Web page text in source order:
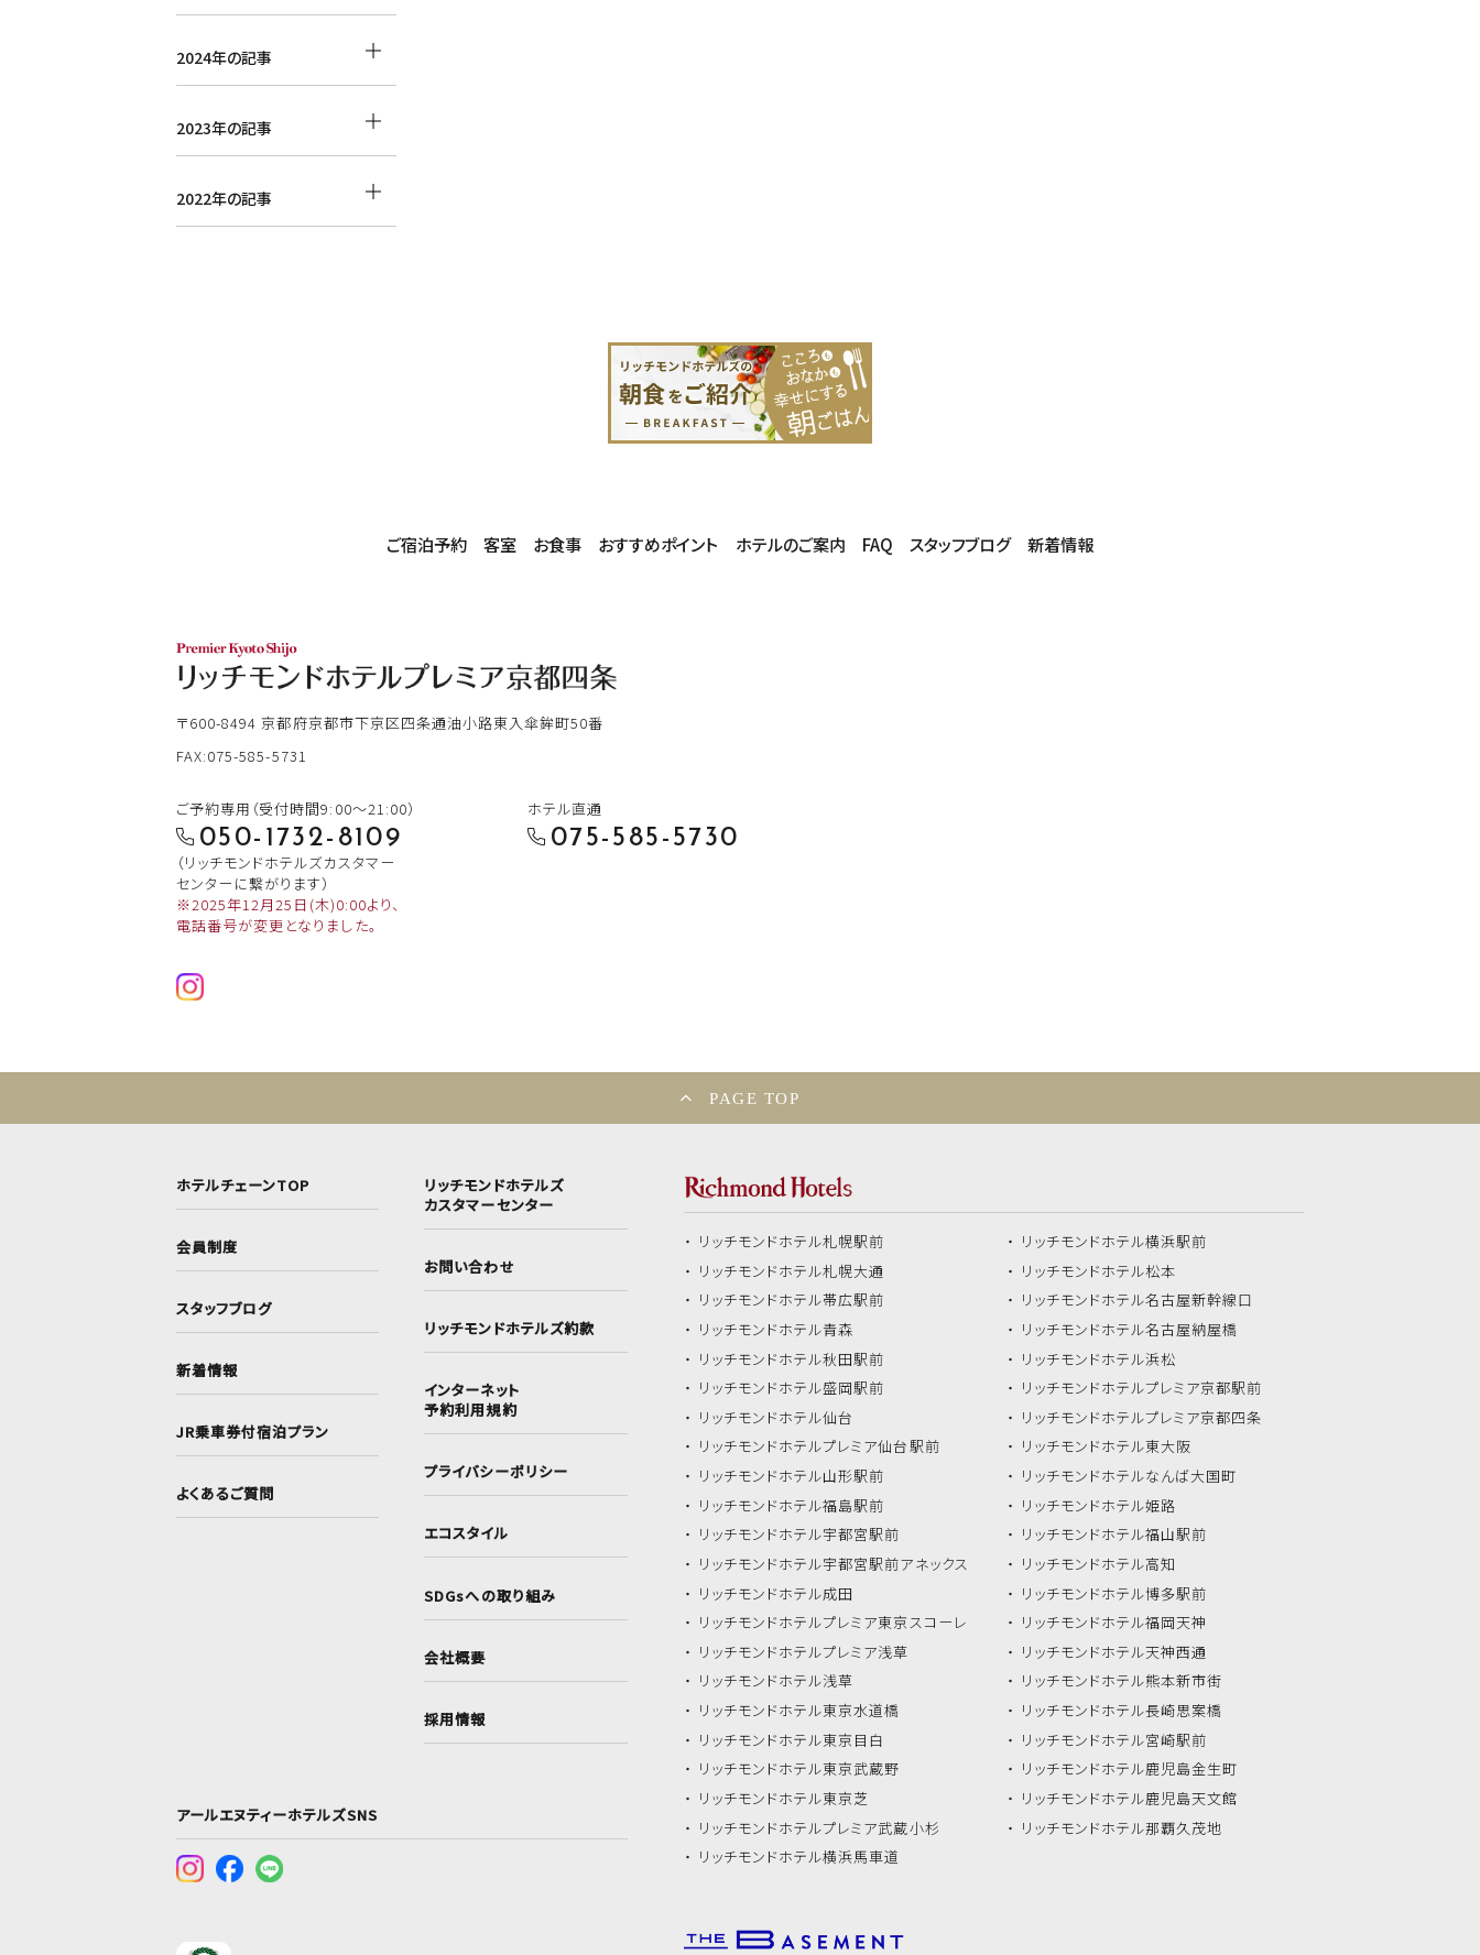
2024年の記事
2023年の記事
2022年の記事
ご宿泊予約 客室 お食事 おすすめポイント ホテルのご案内 FAQ スタッフブログ 新着情報
〒600-8494京都府京都市下京区四条通油小路東入傘鉾町50番
FAX:075-585-5731
ご予約専用（受付時間9:00～21:00）
050-1732-8109
（リッチモンドホテルズカスタマー
センターに繋がります）
※2025年12月25日(木)0:00より、
電話番号が変更となりました。
ホテル直通
075-585-5730
PAGE TOP
ホテルチェーンTOP
会員制度
スタッフブログ
新着情報
JR乗車券付宿泊プラン
よくあるご質問
リッチモンドホテルズ
カスタマーセンター
お問い合わせ
リッチモンドホテルズ約款
インターネット
予約利用規約
プライバシーポリシー
エコスタイル
SDGsへの取り組み
会社概要
採用情報
アールエヌティーホテルズSNS
リッチモンドホテル札幌駅前
リッチモンドホテル札幌大通
リッチモンドホテル帯広駅前
リッチモンドホテル青森
リッチモンドホテル秋田駅前
リッチモンドホテル盛岡駅前
リッチモンドホテル仙台
リッチモンドホテルプレミア仙台駅前
リッチモンドホテル山形駅前
リッチモンドホテル福島駅前
リッチモンドホテル宇都宮駅前
リッチモンドホテル宇都宮駅前アネックス
リッチモンドホテル成田
リッチモンドホテルプレミア東京スコーレ
リッチモンドホテルプレミア浅草
リッチモンドホテル浅草
リッチモンドホテル東京水道橋
リッチモンドホテル東京目白
リッチモンドホテル東京武蔵野
リッチモンドホテル東京芝
リッチモンドホテルプレミア武蔵小杉
リッチモンドホテル横浜馬車道
リッチモンドホテル横浜駅前
リッチモンドホテル松本
リッチモンドホテル名古屋新幹線口
リッチモンドホテル名古屋納屋橋
リッチモンドホテル浜松
リッチモンドホテルプレミア京都駅前
リッチモンドホテルプレミア京都四条
リッチモンドホテル東大阪
リッチモンドホテルなんば大国町
リッチモンドホテル姫路
リッチモンドホテル福山駅前
リッチモンドホテル高知
リッチモンドホテル博多駅前
リッチモンドホテル福岡天神
リッチモンドホテル天神西通
リッチモンドホテル熊本新市街
リッチモンドホテル長崎思案橋
リッチモンドホテル宮崎駅前
リッチモンドホテル鹿児島金生町
リッチモンドホテル鹿児島天文館
リッチモンドホテル那覇久茂地